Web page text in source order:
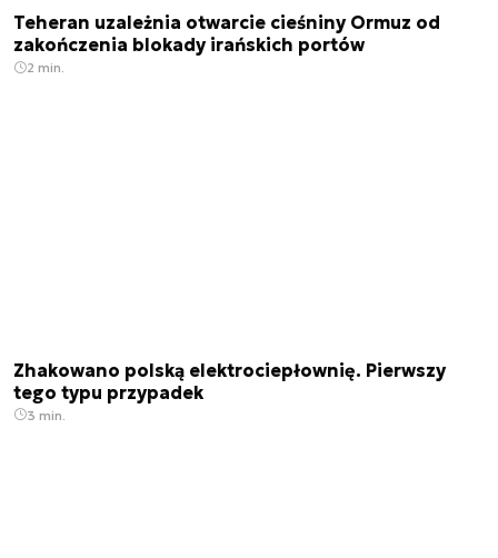
Teheran uzależnia otwarcie cieśniny Ormuz od
zakończenia blokady irańskich portów
2 min.
Zhakowano polską elektrociepłownię. Pierwszy
tego typu przypadek
3 min.